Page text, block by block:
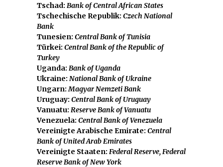
Tschad: Bank of Central African States
Tschechische Republik: Czech National
Bank
Tunesien: Central Bank of Tunisia
Türkei: Central Bank of the Republic of
Turkey
Uganda: Bank of Uganda
Ukraine: National Bank of Ukraine
Ungarn:Magyar Nemzeti Bank
Uruguay: Central Bank of Uruguay
Vanuatu: Reserve Bank of Vanuatu
Venezuela: Central Bank of Venezuela
Vereinigte Arabische Emirate: Central
Bank of United Arab Emirates
Vereinigte Staaten: Federal Reserve, Federal
Reserve Bank of New York